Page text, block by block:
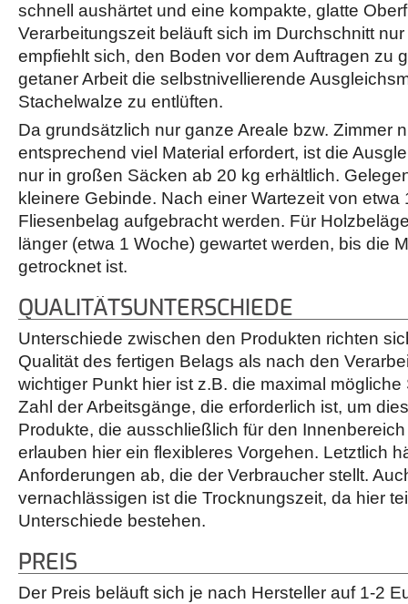
schnell aushärtet und eine kompakte, glatte
Verarbeitungszeit beläuft sich im Durchschnitt
empfiehlt sich, den Boden vor dem Auftragen zu
getaner Arbeit die selbstnivellierende
Stachelwalze zu entlüften.
Da grundsätzlich nur ganze Areale bzw. Zimmer
entsprechend viel Material erfordert, ist die
nur in großen Säcken ab 20 kg erhältlich.
kleinere Gebinde. Nach einer Wartezeit von etwa
Fliesenbelag aufgebracht werden. Für
länger (etwa 1 Woche) gewartet werden, bis die
getrocknet ist.
QUALITÄTSUNTERSCHIEDE
Unterschiede zwischen den Produkten richten
Qualität des fertigen Belags als nach den
wichtiger Punkt hier ist z.B. die maximal
Zahl der Arbeitsgänge, die erforderlich ist, um
Produkte, die ausschließlich für den
erlauben hier ein flexibleres Vorgehen. Letztlich
Anforderungen ab, die der Verbraucher stellt.
vernachlässigen ist die Trocknungszeit, da hier
Unterschiede bestehen.
PREIS
Der Preis beläuft sich je nach Hersteller auf 1-2